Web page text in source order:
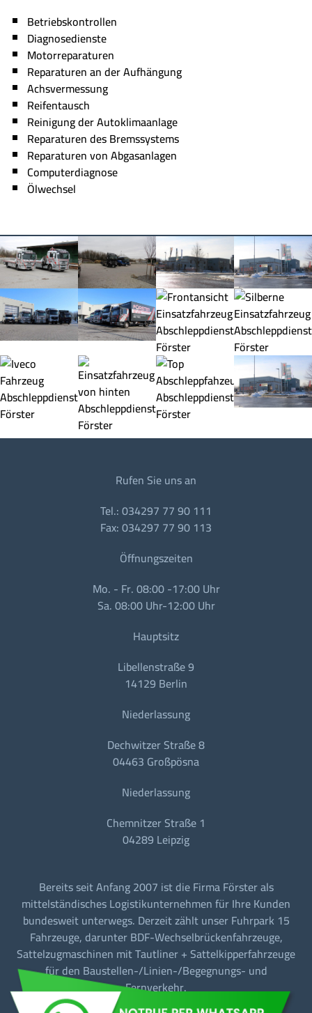
Betriebskontrollen
Diagnosedienste
Motorreparaturen
Reparaturen an der Aufhängung
Achsvermessung
Reifentausch
Reinigung der Autoklimaanlage
Reparaturen des Bremssystems
Reparaturen von Abgasanlagen
Computerdiagnose
Ölwechsel
Rufen Sie uns an
Tel.: 034297 77 90 111
Fax: 034297 77 90 113
Öffnungszeiten
Mo. - Fr. 08:00 -17:00 Uhr
Sa. 08:00 Uhr-12:00 Uhr
Hauptsitz
Libellenstraße 9
14129 Berlin
Niederlassung
Dechwitzer Straße 8
04463 Großpösna
Niederlassung
Chemnitzer Straße 1
04289 Leipzig
Bereits seit Anfang 2007 ist die Firma Förster als
mittelständisches Logistikunternehmen für Ihre Kunden
bundesweit unterwegs. Derzeit zählt unser Fuhrpark 15
Fahrzeuge, darunter BDF-Wechselbrückenfahrzeuge,
Sattelzugmaschinen mit Tautliner + Sattelkipperfahrzeuge
für den Baustellen-/Linien-/Begegnungs- und
Fernverkehr.